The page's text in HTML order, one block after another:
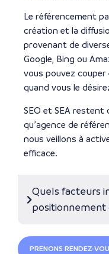
Le référencement
création et la
provenant de
Google, Bing ou
vous pouvez
quand vous le
SEO et SEA
qu’agence de
nous veillons à
efficace.
Quels facteurs
positionnement
PRENONS RENDEZ-